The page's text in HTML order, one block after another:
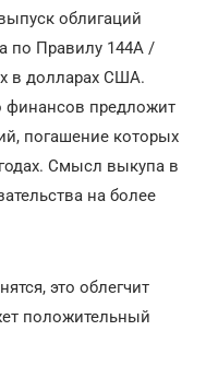
облигаций
по Правилу 144А /
в долларах США.
финансов предложит
погашение которых
Смысл выкупа в
на более
это облегчит
положительный